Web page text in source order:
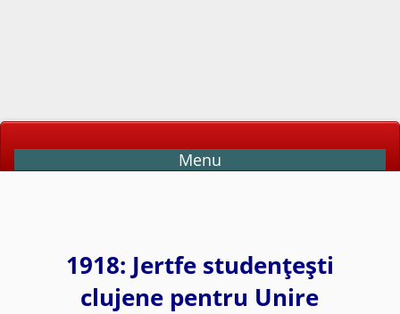
Menu
1918: Jertfe studenţeşti
clujene pentru Unire